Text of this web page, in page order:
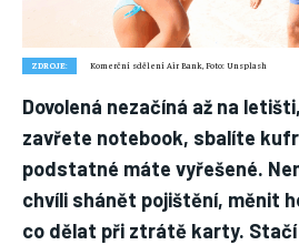
ZDRAVÍ
DĚTI
ONEMOCNĚNÍ
STRAVA
FITNESS
ZDROJE: Komerční sdělení Air Bank, Foto: Unsplash
Dovolená nezačíná až na
zavřete notebook, sbalíte
podstatné máte vyřešené.
chvíli shánět pojištění, měnit
co dělat při ztrátě karty. Stačí